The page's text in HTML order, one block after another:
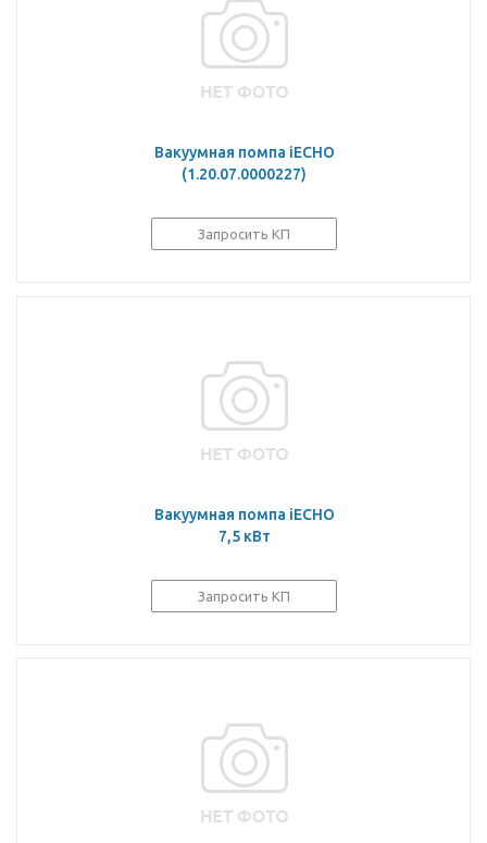
Вакуумная помпа iECHO
(1.20.07.0000227)
Запросить КП
Вакуумная помпа iECHO
7,5 кВт
Запросить КП